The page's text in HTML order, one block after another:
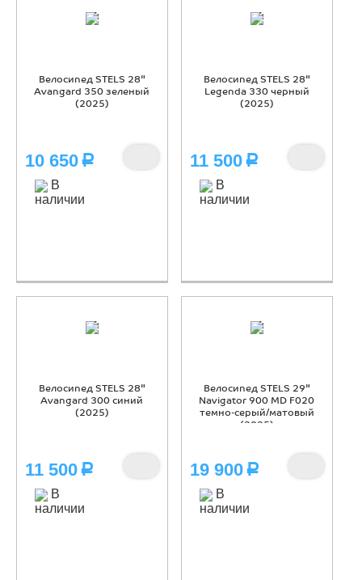
Велосипед STELS 28"
Avangard 350 зеленый
(2025)
10 650 Р
В
наличии
Велосипед STELS 28"
Legenda 330 черный
(2025)
11 500 Р
В
наличии
Велосипед STELS 28"
Avangard 300 синий
(2025)
11 500 Р
В
наличии
Велосипед STELS 29"
Navigator 900 MD F020
темно-серый/матовый
(2025)
19 900 Р
В
наличии